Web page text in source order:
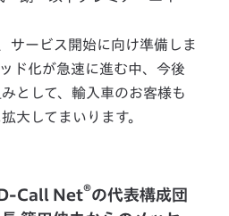
サービス開始に向け準備しま
ド化が急速に進む中、今後
として、輸入車のお客様も
大してまいります。
Call Net®の代表構成団